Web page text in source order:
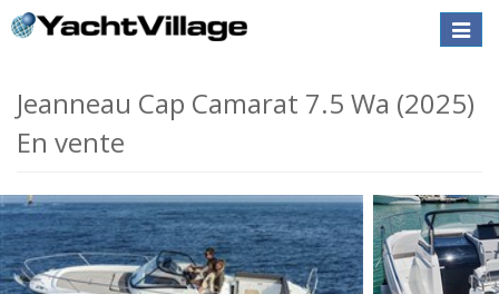
Toggle
Jeanneau Cap Camarat 7.5 Wa (2025)
En vente